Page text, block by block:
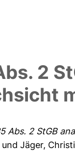
2
Abs. 2 StGB
und Jäger,